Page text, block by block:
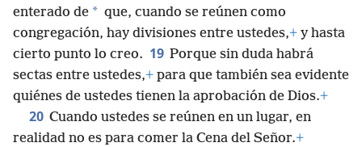
enterado de * que, cuando se reúnen como
congregación, hay divisiones entre ustedes,+ y hasta
cierto punto lo creo. 19 Porque sin duda habrá
sectas entre ustedes,+ para que también sea evidente
quiénes de ustedes tienen la aprobación de Dios.+
20 Cuando ustedes se reúnen en un lugar, en
realidad no es para comer la Cena del Señor.+